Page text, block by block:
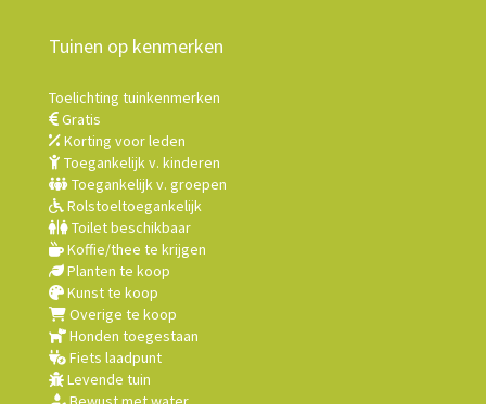
Tuinen op kenmerken
Toelichting tuinkenmerken
Gratis
Korting voor leden
Toegankelijk v. kinderen
Toegankelijk v. groepen
Rolstoeltoegankelijk
Toilet beschikbaar
Koffie/thee te krijgen
Planten te koop
Kunst te koop
Overige te koop
Honden toegestaan
Fiets laadpunt
Levende tuin